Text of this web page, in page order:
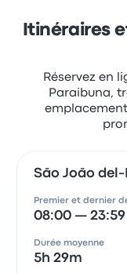
Itinéraires
Réservez en
Paraibuna,
São João
Premier et dernier
08:00 — 23:59
Durée moyenne
5h 29m